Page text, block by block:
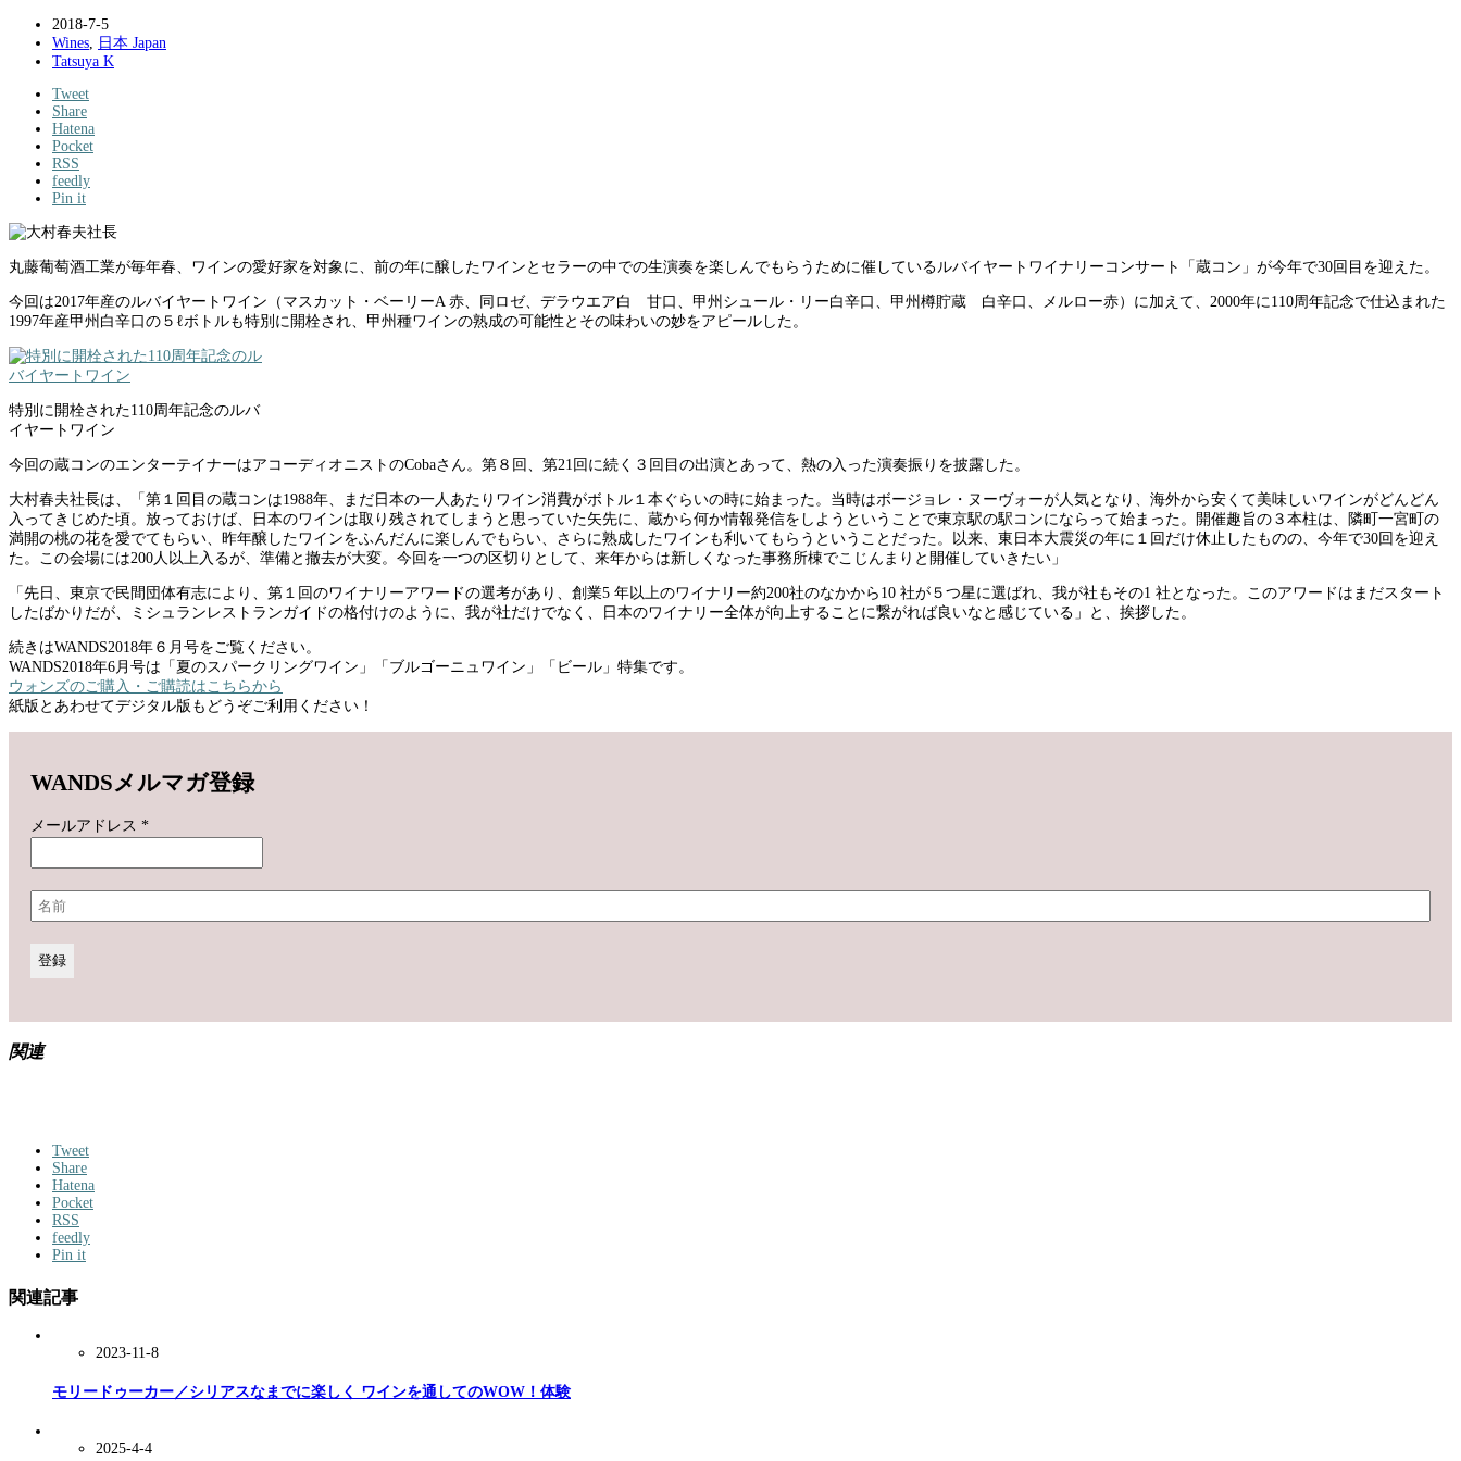
2018-7-5
Wines
日本 Japan
Tatsuya K
Tweet
Share
Hatena
Pocket
RSS
feedly
Pin it
丸藤葡萄酒工業が毎年春、ワインの愛好家を対象に、前の年に醸したワインとセラーの中での生演奏を楽しんでもらうために催しているルバイヤートワイナリーコンサート「蔵コン」が今年で30回目を迎えた。
今回は2017年産のルバイヤートワイン（マスカット・ベーリーA 赤、同ロゼ、デラウエア白 甘口、甲州シュール・リー白辛口、甲州樽貯蔵 白辛口、メルロー赤）に加えて、2000年に110周年記念で仕込まれた
1997年産甲州白辛口の５ℓボトルも特別に開栓され、甲州種ワインの熟成の可能性とその味わいの妙をアピールした。
特別に開栓された110周年記念のルバ
イヤートワイン
今回の蔵コンのエンターテイナーはアコーディオニストのCobaさん。第８回、第21回に続く３回目の出演とあって、熱の入った演奏振りを披露した。
大村春夫社長は、「第１回目の蔵コンは1988年、まだ日本の一人あたりワイン消費がボトル１本ぐらいの時に始まった。当時はボージョレ・ヌーヴォーが人気となり、海外から安くて美味しいワインがどんどん
入ってきじめた頃。放っておけば、日本のワインは取り残されてしまうと思っていた矢先に、蔵から何か情報発信をしようということで東京駅の駅コンにならって始まった。開催趣旨の３本柱は、隣町一宮町の
満開の桃の花を愛でてもらい、昨年醸したワインをふんだんに楽しんでもらい、さらに熟成したワインも利いてもらうということだった。以来、東日本大震災の年に１回だけ休止したものの、今年で30回を迎え
た。この会場には200人以上入るが、準備と撤去が大変。今回を一つの区切りとして、来年からは新しくなった事務所棟でこじんまりと開催していきたい」
「先日、東京で民間団体有志により、第１回のワイナリーアワードの選考があり、創業5 年以上のワイナリー約200社のなかから10 社が５つ星に選ばれ、我が社もその1 社となった。このアワードはまだスタート
したばかりだが、ミシュランレストランガイドの格付けのように、我が社だけでなく、日本のワイナリー全体が向上することに繋がれば良いなと感じている」と、挨拶した。
続きはWANDS2018年６月号をご覧ください。
WANDS2018年6月号は「夏のスパークリングワイン」「ブルゴーニュワイン」「ビール」特集です。
ウォンズのご購入・ご購読はこちらから
紙版とあわせてデジタル版もどうぞご利用ください！
WANDSメルマガ登録
メールアドレス *
関連
Tweet
Share
Hatena
Pocket
RSS
feedly
Pin it
関連記事
2023-11-8
モリードゥーカー／シリアスなまでに楽しく ワインを通してのWOW！体験
2025-4-4